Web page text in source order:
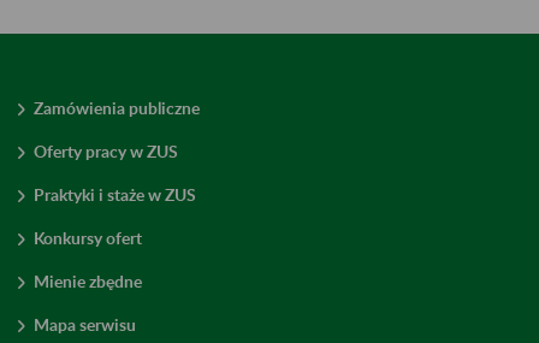
Zamówienia publiczne
Oferty pracy w ZUS
Praktyki i staże w ZUS
Konkursy ofert
Mienie zbędne
Mapa serwisu